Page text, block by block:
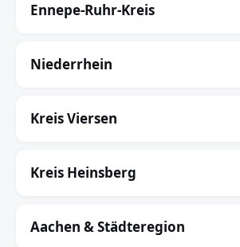
Ennepe-Ruhr-Kreis
Niederrhein
Kreis Viersen
Kreis Heinsberg
Aachen & Städteregion